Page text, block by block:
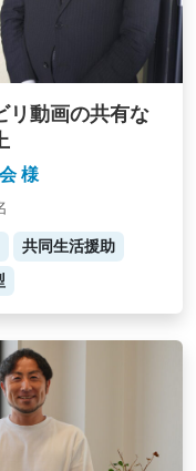
リ動画の共有な
様
共同生活援助